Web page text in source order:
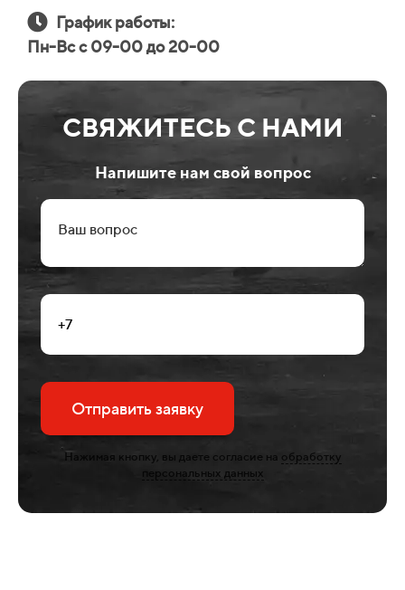
График работы:
Пн-Вс с 09-00 до 20-00
СВЯЖИТЕСЬ С НАМИ
Напишите нам свой вопрос
Отправить заявку
Нажимая кнопку, вы даете согласие на обработку
персональных данных